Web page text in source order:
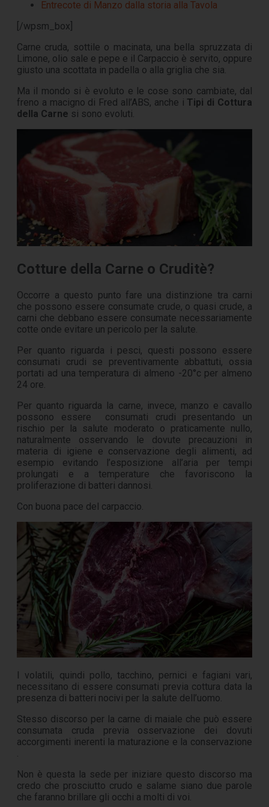
Entrecote di Manzo dalla storia alla Tavola
[/wpsm_box]
Carne cruda, sottile o macinata, una bella spruzzata di
Limone, olio sale e pepe e il Carpaccio è servito, oppure
giusto una scottata in padella o alla griglia che sia.
Ma il mondo si è evoluto e le cose sono cambiate, dal
freno a macigno di Fred all’ABS, anche i Tipi di Cottura
della Carne si sono evoluti.
Cotture della Carne o Cruditè?
Occorre a questo punto fare una distinzione tra carni
che possono essere consumate crude, o quasi crude, a
carni che debbano essere consumate necessariamente
cotte onde evitare un pericolo per la salute.
Per quanto riguarda i pesci, questi possono essere
consumati crudi se preventivamente abbattuti, ossia
portati ad una temperatura di almeno -20°c per almeno
24 ore.
Per quanto riguarda la carne, invece, manzo e cavallo
possono essere
consumati crudi presentando un
rischio per la salute moderato o praticamente nullo,
naturalmente osservando le dovute precauzioni in
materia di igiene e conservazione degli alimenti, ad
esempio evitando l’esposizione all’aria per tempi
prolungati e a temperature che favoriscono la
proliferazione di batteri dannosi.
Con buona pace del carpaccio.
I volatili, quindi pollo, tacchino, pernici e fagiani vari,
necessitano di essere consumati previa cottura data la
presenza di batteri nocivi per la salute dell’uomo.
Stesso discorso per la carne di maiale che può essere
consumata cruda previa osservazione dei dovuti
accorgimenti inerenti la maturazione e la conservazione
Non è questa la sede per iniziare questo discorso ma
credo che prosciutto crudo e salame siano due parole
che faranno brillare gli occhi a molti di voi.